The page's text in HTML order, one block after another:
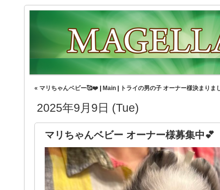
« マリちゃんベビー🥰❤️ Main トライの男の子 オーナー様決まりま
2025年9月9日 (Tue)
マリちゃんベビー オーナー様募集中